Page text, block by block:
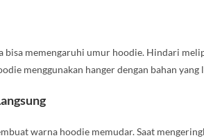
bisa memengaruhi umur hoodie. Hindari
menggunakan hanger dengan bahan
warna hoodie memudar. Saat